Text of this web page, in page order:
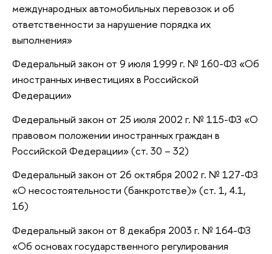
международных автомобильных перевозок и об
ответственности за нарушение порядка их
выполнения»
Федеральный закон от 9 июля 1999 г. № 160-ФЗ «Об
иностранных инвестициях в Российской
Федерации»
Федеральный закон от 25 июля 2002 г. № 115-ФЗ «О
правовом положении иностранных граждан в
Российской Федерации» (ст. 30 – 32)
Федеральный закон от 26 октября 2002 г. № 127-ФЗ
«О несостоятельности (банкротстве)» (ст. 1, 4.1,
16)
Федеральный закон от 8 декабря 2003 г. № 164-ФЗ
«Об основах государственного регулирования